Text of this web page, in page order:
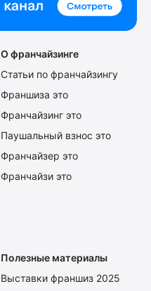
О франчайзинге
Статьи по франчайзингу
Франшиза это
Франчайзинг это
Паушальный взнос это
Франчайзер это
Франчайзи это
Полезные материалы
Выставки франшиз 2025